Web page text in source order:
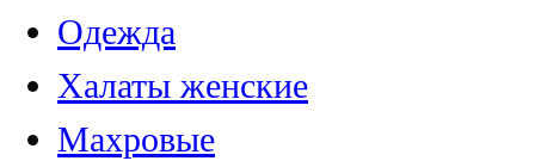
Одежда
Халаты женские
Махровые